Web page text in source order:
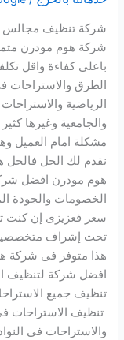
شركة تنظيف مجالس
شركة هوم مودرن
باعلى كفاءة واقل
الطرق والاستراحات
الرياضية
والجامعية وغيرها
مشكلة امام العميل
نقدم لك الحل فالحل
هوم مودرن افضل
الخصومات والجودة
سعر فعزيزى إن كنت
تحت إشراف متخصصين
هذا متوفر فى شركة
افضل شركة لتنظيف
تنظيف جميع
تنظيف الاستراحات
والاستراحات فى